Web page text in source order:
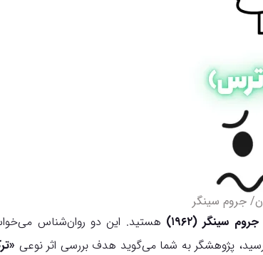
جروم سینگر
سینگر (۱۹۶۲)
هستید. این دو روان‌شناس
پژوهشگر به شما می‌گوید هدف بررسی اثر نوعی